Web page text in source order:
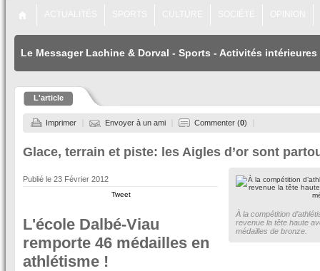
Le Messager Lachine & Dorval - Sports - Activités intérieures
L'article
Imprimer Envoyer à un ami Commenter (0)
Glace, terrain et piste: les Aigles d’or sont
À la compétition
revenue la tête haute
médailles de bronze.
Publié le 23 Février 2012
Tweet
L'école Dalbé-Viau
remporte 46 médailles en
athlétisme !